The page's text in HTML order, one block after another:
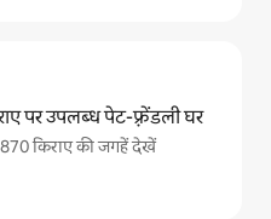
पर उपलब्ध पेट-फ़्रेंडली घर
किराए की जगहें देखें